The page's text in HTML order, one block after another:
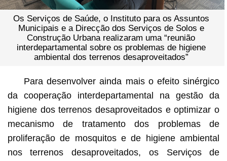
Os Serviços de Saúde, o Instituto para os Assuntos
Municipais e a Direcção dos Serviços de Solos e
Construção Urbana realizaram uma “reunião
interdepartamental sobre os problemas de higiene
ambiental dos terrenos desaproveitados”
Para desenvolver ainda mais o efeito sinérgico
da cooperação interdepartamental na gestão da
higiene dos terrenos desaproveitados e optimizar o
mecanismo de tratamento dos problemas de
proliferação de mosquitos e de higiene ambiental
nos terrenos desaproveitados, os Serviços de